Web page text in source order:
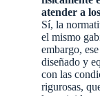
atender a
Sí, la
el mismo
embargo,
diseñado y
con las
rigurosas,